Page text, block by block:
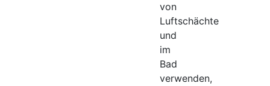
von
Luftschächte
und
im
Bad
verwenden,